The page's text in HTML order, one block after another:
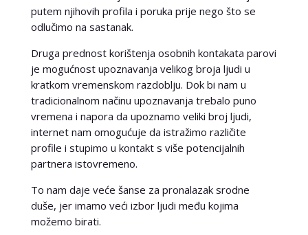
putem njihovih profila i poruka prije nego što se
odlučimo na sastanak.
Druga prednost korištenja osobnih kontakata parovi
je mogućnost upoznavanja velikog broja ljudi u
kratkom vremenskom razdoblju. Dok bi nam u
tradicionalnom načinu upoznavanja trebalo puno
vremena i napora da upoznamo veliki broj ljudi,
internet nam omogućuje da istražimo različite
profile i stupimo u kontakt s više potencijalnih
partnera istovremeno.
To nam daje veće šanse za pronalazak srodne
duše, jer imamo veći izbor ljudi među kojima
možemo birati.